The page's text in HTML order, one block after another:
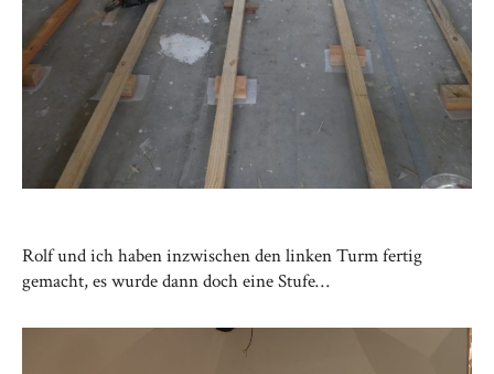
Rolf und ich haben inzwischen den linken Turm fertig
gemacht, es wurde dann doch eine Stufe…